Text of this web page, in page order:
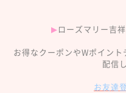
▶︎ローズマリー吉
お得なクーポンやWポイン
配信
お友達